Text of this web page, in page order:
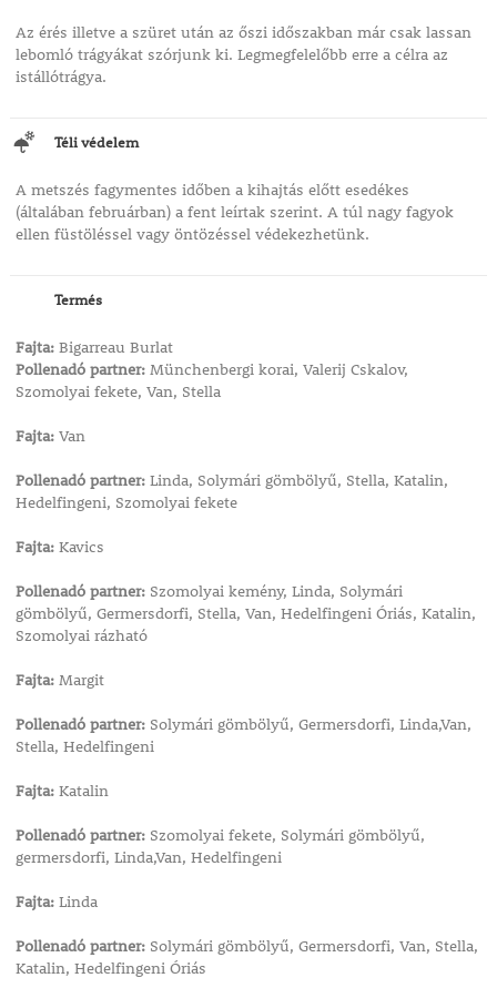
Az érés illetve a szüret után az őszi időszakban már csak lassan
lebomló trágyákat szórjunk ki. Legmegfelelőbb erre a célra az
istállótrágya.
Téli védelem
A metszés fagymentes időben a kihajtás előtt esedékes
(általában februárban) a fent leírtak szerint. A túl nagy fagyok
ellen füstöléssel vagy öntözéssel védekezhetünk.
Termés
Fajta:Bigarreau Burlat
Pollenadó partner:Münchenbergi korai, Valerij Cskalov,
Szomolyai fekete, Van, Stella
Fajta:Van
Pollenadó partner:Linda, Solymári gömbölyű, Stella, Katalin,
Hedelfingeni, Szomolyai fekete
Fajta:Kavics
Pollenadó partner:Szomolyai kemény, Linda, Solymári
gömbölyű, Germersdorfi, Stella, Van, Hedelfingeni Óriás, Katalin,
Szomolyai rázható
Fajta:Margit
Pollenadó partner:Solymári gömbölyű, Germersdorfi, Linda,Van,
Stella, Hedelfingeni
Fajta:Katalin
Pollenadó partner:Szomolyai fekete, Solymári gömbölyű,
germersdorfi, Linda,Van, Hedelfingeni
Fajta:Linda
Pollenadó partner:Solymári gömbölyű, Germersdorfi, Van, Stella,
Katalin, Hedelfingeni Óriás